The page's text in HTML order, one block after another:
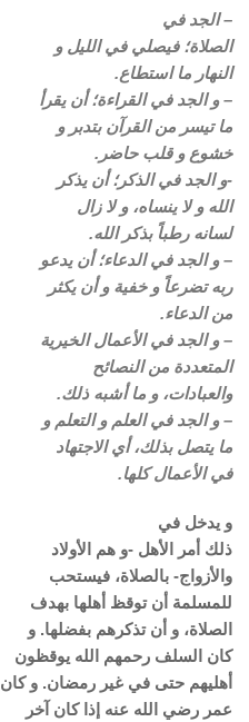
– الجد في
الصلاة؛ فيصلي في الليل و
النهار ما استطاع.
– و الجد في القراءة؛ أن يقرأ
ما تيسر من القرآن بتدبر و
خشوع و قلب حاضر.
-و الجد في الذكر؛ أن يذكر
الله و لا ينساه، و لا زال
لسانه رطباً بذكر الله.
– و الجد في الدعاء؛ أن يدعو
ربه تضرعاً و خفية و أن يكثر
من الدعاء.
– و الجد في الأعمال الخيرية
المتعددة من النصائح
والعبادات، و ما أشبه ذلك.
– و الجد في العلم و التعلم و
ما يتصل بذلك، أي الاجتهاد
في الأعمال كلها.
و يدخل في
ذلك أمر الأهل -و هم الأولاد
والأزواج- بالصلاة، فيستحب
للمسلمة أن توقظ أهلها بهدف
الصلاة، و أن تذكرهم بفضلها. و
كان السلف رحمهم الله يوقظون
أهليهم حتى في غير رمضان. و كان
عمر رضي الله عنه إذا كان آخر